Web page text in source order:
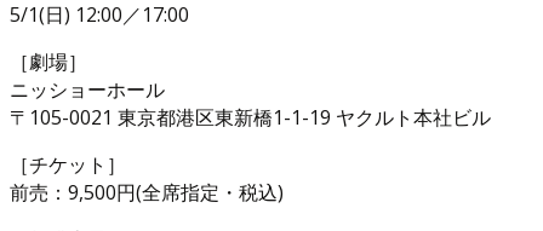
5/1(日) 12:00／17:00
［劇場］
ニッショーホール
〒105-0021 東京都港区東新橋1-1-19 ヤクルト本社ビル
［チケット］
前売：9,500円(全席指定・税込)